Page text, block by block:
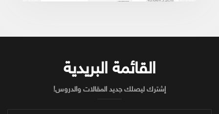
القائمة البريدية
إشترك ليصلك جديد المقالات والدروس!